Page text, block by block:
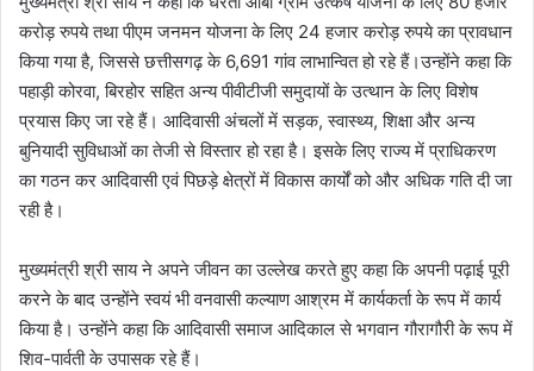
करोड़ रुपये तथा पीएम जनमन योजना के लिए 24 हजार करोड़ रुपये का प्रावधान
किया गया है, जिससे छत्तीसगढ़ के 6,691 गांव लाभान्वित हो रहे हैं।उन्होंने कहा कि
पहाड़ी कोरवा, बिरहोर सहित अन्य पीवीटीजी समुदायों के उत्थान के लिए विशेष
प्रयास किए जा रहे हैं। आदिवासी अंचलों में सड़क, स्वास्थ्य, शिक्षा और अन्य
बुनियादी सुविधाओं का तेजी से विस्तार हो रहा है। इसके लिए राज्य में प्राधिकरण
का गठन कर आदिवासी एवं पिछड़े क्षेत्रों में विकास कार्यों को और अधिक गति दी जा
रही है।
मुख्यमंत्री श्री साय ने अपने जीवन का उल्लेख करते हुए कहा कि अपनी पढ़ाई पूरी
करने के बाद उन्होंने स्वयं भी वनवासी कल्याण आश्रम में कार्यकर्ता के रूप में कार्य
किया है। उन्होंने कहा कि आदिवासी समाज आदिकाल से भगवान गौरागौरी के रूप में
शिव-पार्वती के उपासक रहे हैं।